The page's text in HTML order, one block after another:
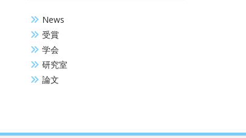
News
受賞
学会
研究室
論文